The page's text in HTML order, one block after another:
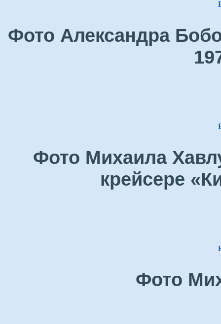
Фото Александра
Фото Михаила
крейсере
Фото